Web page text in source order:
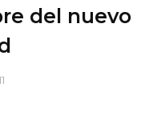
del nuevo